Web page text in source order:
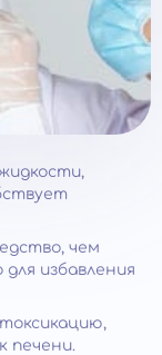
чем
избавления
печени.